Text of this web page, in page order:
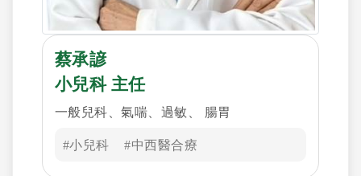
蔡承諺
小兒科 主任
一般兒科、氣喘、過敏、 腸胃
#小兒科 #中西醫合療